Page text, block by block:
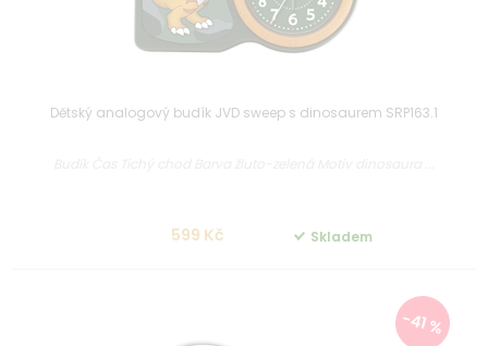
Dětský analogový budík JVD sweep s dinosaurem SRP163.1
599 Kč Skladem
-41 %